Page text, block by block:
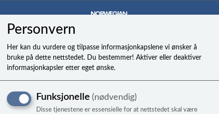
JET, 3IN TWIN PULSE
GRAPHITE SS 14-C
Personvern
Her kan du vurdere og tilpasse informasjonkapslene vi ønsker å
bruke på dette nettstedet. Du bestemmer! Aktiver eller deaktiver
informasjonkapsler etter eget ønske.
Funksjonelle (nødvendig)
Disse tjenestene er essensielle for at nettstedet skal være